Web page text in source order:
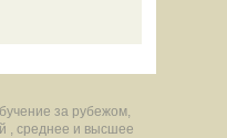
за рубежом,
, среднее и высшее